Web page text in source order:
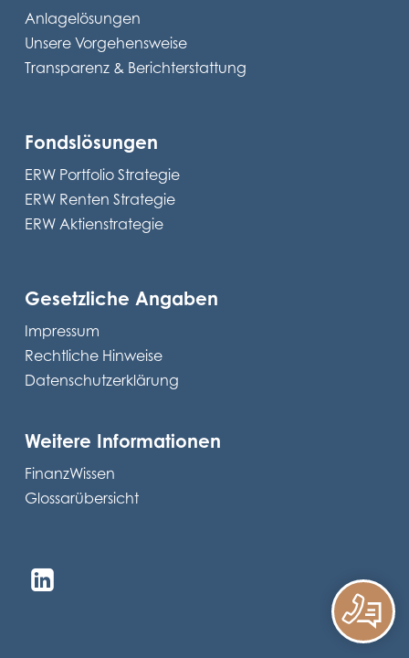
Anlagelösungen
Unsere Vorgehensweise
Transparenz & Berichterstattung
Fondslösungen
ERW Portfolio Strategie
ERW Renten Strategie
ERW Aktienstrategie
Gesetzliche Angaben
Impressum
Rechtliche Hinweise
Datenschutzerklärung
Weitere Informationen
FinanzWissen
Glossarübersicht